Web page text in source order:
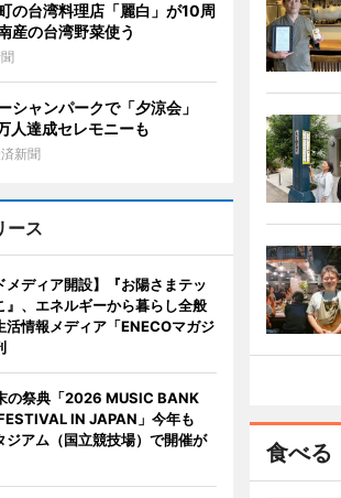
食べる
の台湾料理店「麗白」が10周
の台湾野菜使う
シャンパークで「夕涼会」
人達成セレモニーも
新聞
ース
メディア開設】『お陽さまテッ
』、エネルギーから暮らし全般
活情報メディア「ENECOマガジ
の祭典「2026 MUSIC BANK
IN JAPAN」今年も
ジアム（国立競技場）で開催が